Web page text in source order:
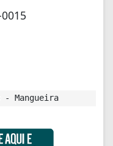
- Mangueira